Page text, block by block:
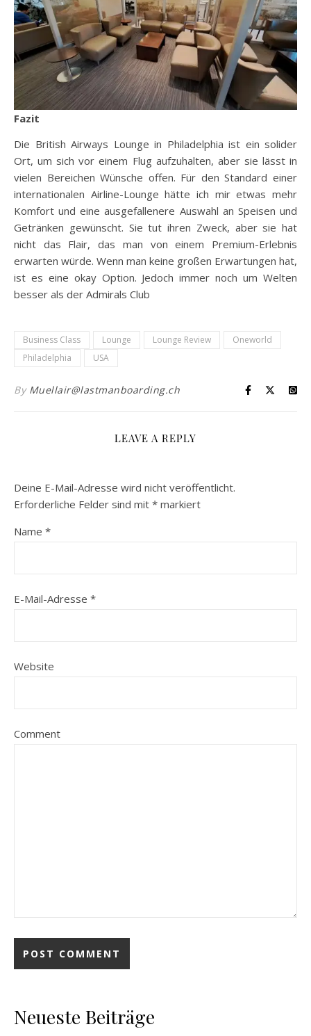
Fazit
Die British Airways Lounge in Philadelphia ist ein solider
Ort, um sich vor einem Flug aufzuhalten, aber sie lässt in
vielen Bereichen Wünsche offen. Für den Standard einer
internationalen Airline-Lounge hätte ich mir etwas mehr
Komfort und eine ausgefallenere Auswahl an Speisen und
Getränken gewünscht. Sie tut ihren Zweck, aber sie hat
nicht das Flair, das man von einem Premium-Erlebnis
erwarten würde. Wenn man keine großen Erwartungen hat,
ist es eine okay Option. Jedoch immer noch um Welten
besser als der Admirals Club
Business Class Lounge Lounge Review
Oneworld
Philadelphia
USA
By Muellair@lastmanboarding.ch
LEAVE A REPLY
Deine E-Mail-Adresse wird nicht veröffentlicht.
Erforderliche Felder sind mit * markiert
Name *
E-Mail-Adresse *
Website
Comment
Neueste Beiträge